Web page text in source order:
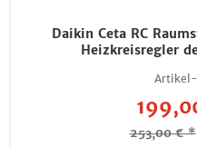
Daikin Ceta RC
Heizkreisregler
253,00 € *